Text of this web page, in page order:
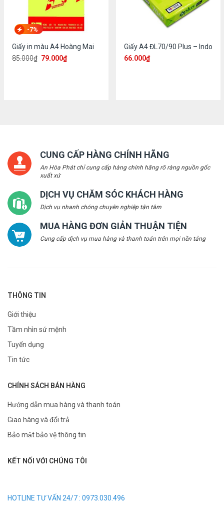
-7%
Giấy in màu A4 Hoàng Mai
85.000₫ 79.000₫
Giấy A4 ĐL70/90 Plus – Indo
66.000₫
CUNG CẤP HÀNG CHÍNH HÃNG
An Hòa Phát chỉ cung cấp hàng chính hãng rõ ràng nguồn gốc
xuất xứ
DỊCH VỤ CHĂM SÓC KHÁCH HÀNG
Dịch vụ nhanh chóng chuyên nghiệp tận tâm
MUA HÀNG ĐƠN GIẢN THUẬN TIỆN
Cung cấp dịch vụ mua hàng và thanh toán trên mọi nền tảng
THÔNG TIN
Giới thiệu
Tầm nhìn sứ mệnh
Tuyển dụng
Tin tức
CHÍNH SÁCH BÁN HÀNG
Hướng dẫn mua hàng và thanh toán
Giao hàng và đổi trả
Bảo mật bảo vệ thông tin
KẾT NỐI VỚI CHÚNG TÔI
HOTLINE TƯ VẤN 24/7 : 0973.030.496